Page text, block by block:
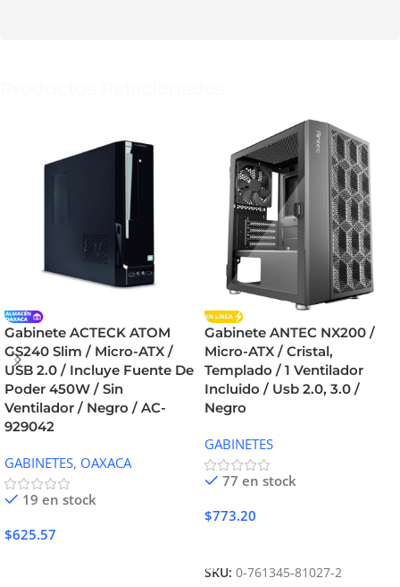
Gabinete ACTECK ATOM
GS240 Slim / Micro-ATX /
USB 2.0 / Incluye Fuente De
Poder 450W / Sin
Ventilador / Negro / AC-
929042
GABINETES, OAXACA
19 en stock
$625.57
Gabinete ANTEC NX200 /
Micro-ATX / Cristal,
Templado / 1 Ventilador
Incluido / Usb 2.0, 3.0 /
Negro
GABINETES
77 en stock
$773.20
SKU: 0-761345-81027-2